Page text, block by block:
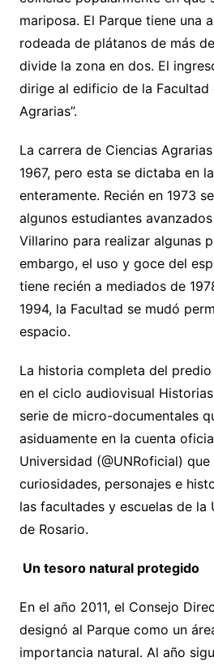
mariposa. El Parque tiene una
rodeada de plátanos de más
divide la zona en dos. El
dirige al edificio de la Facultad
Agrarias”.
La carrera de Ciencias
1967, pero esta se dictaba en
enteramente. Recién en 1973
algunos estudiantes
Villarino para realizar algunas
embargo, el uso y goce del
tiene recién a mediados de
1994, la Facultad se mudó
espacio.
La historia completa del
en el ciclo audiovisual
serie de micro-documentales
asiduamente en la cuenta
Universidad (@UNRoficial)
curiosidades, personajes e
las facultades y escuelas de la
de Rosario.
Un tesoro natural protegido
En el año 2011, el Consejo
designó al Parque como un
importancia natural. Al año